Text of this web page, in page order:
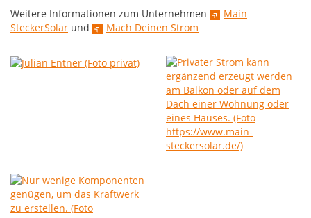
Weitere Informationen zum Unternehmen
Main
SteckerSolar und Mach Deinen Strom